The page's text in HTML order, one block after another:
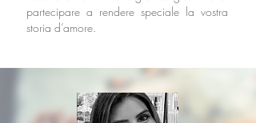
partecipare a rendere speciale la vostra
storia d’amore.